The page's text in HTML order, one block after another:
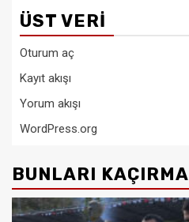
ÜST VERI
Oturum aç
Kayıt akışı
Yorum akışı
WordPress.org
BUNLARI KAÇIRMA